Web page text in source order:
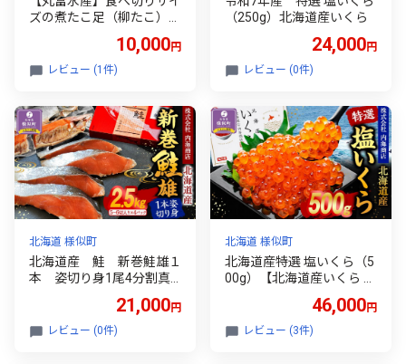
ズの煮たこ足（柳たこ）小
分け 旨味凝縮 ぷりぷり ふ
っくら やわらか たこ タコ
ピ おせち つまみ ボイル お
かず おつまみ 簡単 調理 北
海道 様似町 】
10,000円
レビュー (1件)
（250g）北海道産いくら
24,000円
レビュー (0件)
北海道 様似町
北海道産 鮭 新巻鮭雄１
本 姿切り身1尾4分割真
～6切入り【鮭 シャケ しゃ
け sake SAKE おかず ごは
21,000円
レビュー (0件)
北海道 様似町
北海道産特選 塩いくら（5
00g）【北海道産いくら イ
気 いくら醤油漬け イクラ
醤油漬け 北海道産 北海道
46,000円
レビュー (3件)